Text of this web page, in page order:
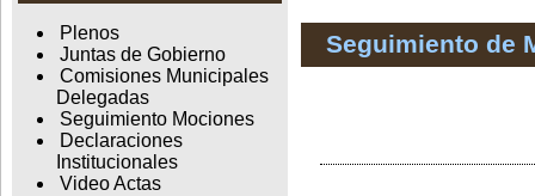
Plenos
Juntas de Gobierno
Comisiones Municipales
Delegadas
Seguimiento Mociones
Declaraciones
Institucionales
Video Actas
Seguimiento de